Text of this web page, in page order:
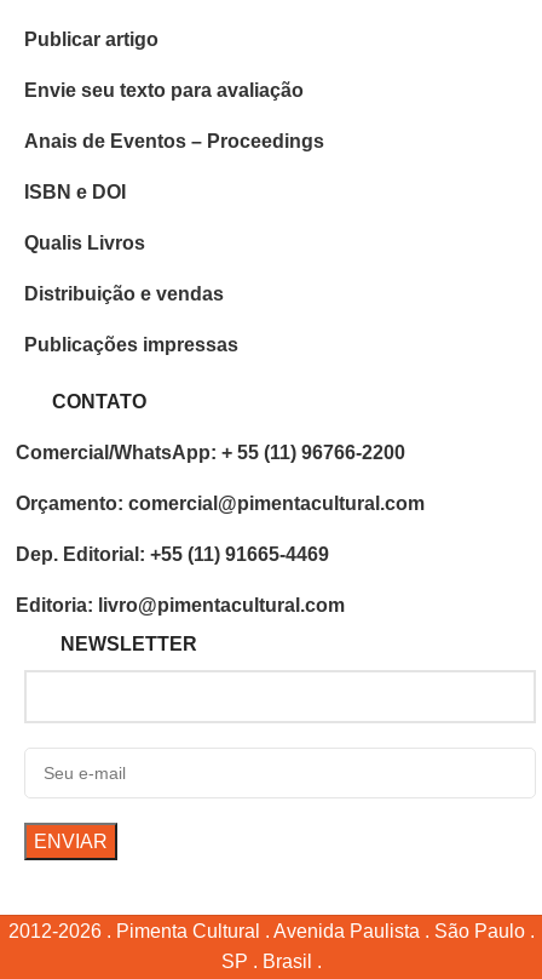
Publicar artigo
Envie seu texto para avaliação
Anais de Eventos – Proceedings
ISBN e DOI
Qualis Livros
Distribuição e vendas
Publicações impressas
CONTATO
Comercial/WhatsApp: + 55 (11) 96766-2200
Orçamento: comercial@pimentacultural.com
Dep. Editorial: +55 (11) 91665-4469
Editoria: livro@pimentacultural.com
NEWSLETTER
2012-2026 . Pimenta Cultural . Avenida Paulista . São Paulo .
SP . Brasil .